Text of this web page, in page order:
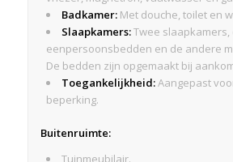
Badkamer:Met douche, toilet en
Slaapkamers:Twee slaapkamers,
eenpersoonsbedden en de andere
De bedden zijn opgemaakt bij
Toegankelijkheid:Aangepast
beperking.
Buitenruimte:
Tuinmeubilair.